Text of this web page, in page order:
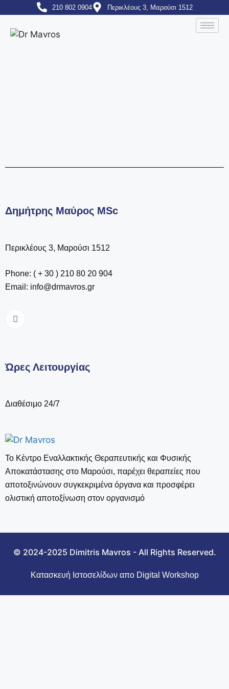
210 802 0904 Περικλέους 3, Μαρούσι 1512
Δημήτρης Μαύρος MSc
Περικλέους 3, Μαρούσι 1512
Phone: ( + 30 ) 210 80 20 904
Email: info@drmavros.gr
Ώρες Λειτουργίας
Διαθέσιμο 24/7
Το Κέντρο Εναλλακτικής Θεραπευτικής και Φυσικής
Αποκατάστασης στο Μαρούσι, παρέχει θεραπείες που
αποτοξινώνουν συγκεκριμένα όργανα και προσφέρει
ολιστική αποτοξίνωση στον οργανισμό
© 2024-2025 Dimitris Mavros - All Rights Reserved.
Κατασκευή Ιστοσελίδων απο Digital Workshop